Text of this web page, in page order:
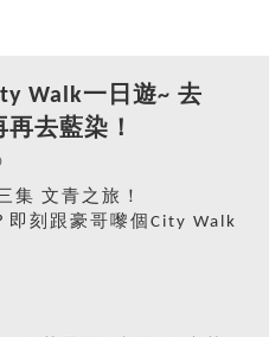
Walk一日遊~ 去
去藍染！
集 文青之旅！
即刻跟豪哥嚟個City Walk